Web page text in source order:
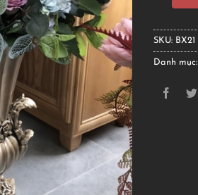
SKU: BX21
Danh mục: